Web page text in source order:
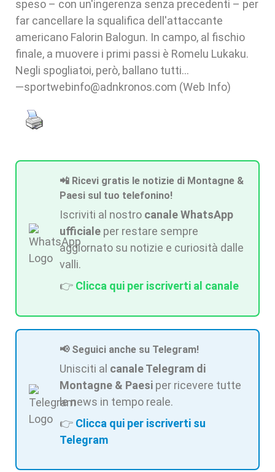
speso – con un'ingerenza senza precedenti – per
far cancellare la squalifica dell'attaccante
americano Falorin Balogun. In campo, al fischio
finale, a muovere i primi passi è Romelu Lukaku.
Negli spogliatoi, però, ballano tutti…
—sportwebinfo@adnkronos.com (Web Info)
📲 Ricevi gratis le notizie di Montagne &
Paesi sul tuo telefonino!
Iscriviti al nostro canale WhatsApp
ufficiale per restare sempre
aggiornato su notizie e curiosità dalle
valli.
👉 Clicca qui per iscriverti al canale
📢 Seguici anche su Telegram!
Unisciti al canale Telegram di
Montagne & Paesi per ricevere tutte
le news in tempo reale.
👉 Clicca qui per iscriverti su
Telegram